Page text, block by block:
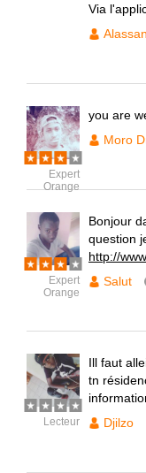
Via
Expert
Orange
you are
Moro
Expert
Orange
Bonjour
question
http://
Salut
Lecteur
Ill faut
tn
Djilzo